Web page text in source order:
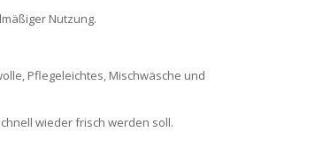
Nutzung.
Pflegeleichtes, Mischwäsche und
wieder frisch werden soll.